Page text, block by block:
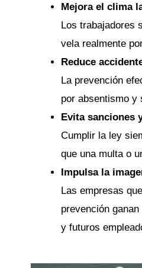
Mejora el clima
Los trabajadores
vela realmente
Reduce
La prevención
por absentismo y
Evita sanciones
Cumplir la ley
que una multa o
Impulsa la
Las empresas
prevención
y futuros